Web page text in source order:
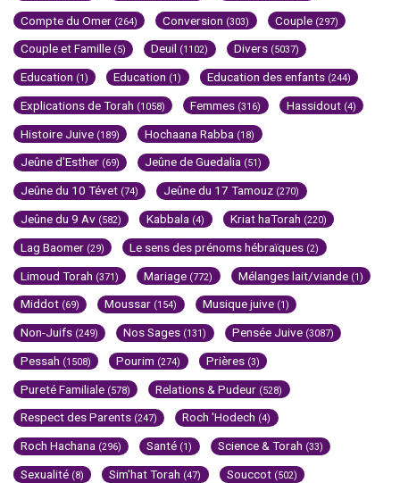
Compte du Omer (264) Conversion (303) Couple (297)
Couple et Famille (5) Deuil (1102) Divers (5037)
Education (1) Education (1) Education des enfants (244)
Explications de Torah (1058) Femmes (316) Hassidout (4)
Histoire Juive (189) Hochaana Rabba (18)
Jeûne d'Esther (69) Jeûne de Guedalia (51)
Jeûne du 10 Tévet (74) Jeûne du 17 Tamouz (270)
Jeûne du 9 Av (582) Kabbala (4) Kriat haTorah (220)
Lag Baomer (29) Le sens des prénoms hébraïques (2)
Limoud Torah (371) Mariage (772) Mélanges lait/viande (1)
Middot (69) Moussar (154) Musique juive (1)
Non-Juifs (249) Nos Sages (131) Pensée Juive (3087)
Pessah (1508) Pourim (274) Prières (3)
Pureté Familiale (578) Relations & Pudeur (528)
Respect des Parents (247) Roch 'Hodech (4)
Roch Hachana (296) Santé (1) Science & Torah (33)
Sexualité (8) Sim'hat Torah (47) Souccot (502)